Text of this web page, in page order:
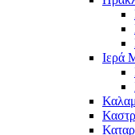
Ιερά